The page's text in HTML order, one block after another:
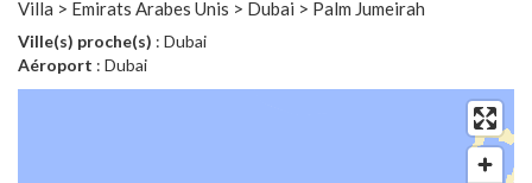
Villa > Emirats Arabes Unis > Dubai > Palm Jumeirah
Ville(s) proche(s) : Dubai
Aéroport : Dubai